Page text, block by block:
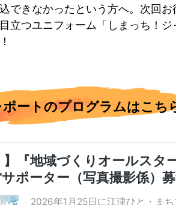
できなかったという方へ。次回お
立つユニフォーム「しまっち！ジ
ートのプログラムはこち